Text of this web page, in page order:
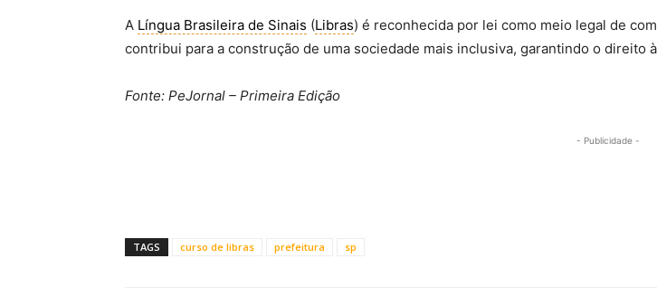
A Língua Brasileira de Sinais (Libras) é reconhecida por lei como meio legal de
contribui para a construção de uma sociedade mais inclusiva, garantindo o direito
Fonte: PeJornal – Primeira Edição
- Publicidade -
TAGS curso de libras prefeitura sp